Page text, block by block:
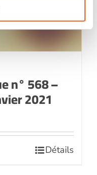
n° 568 –
2021
Détails